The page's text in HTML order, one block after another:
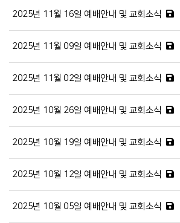
2025년 11월 16일 예배안내 및 교회소식
2025년 11월 09일 예배안내 및 교회소식
2025년 11월 02일 예배안내 및 교회소식
2025년 10월 26일 예배안내 및 교회소식
2025년 10월 19일 예배안내 및 교회소식
2025년 10월 12일 예배안내 및 교회소식
2025년 10월 05일 예배안내 및 교회소식